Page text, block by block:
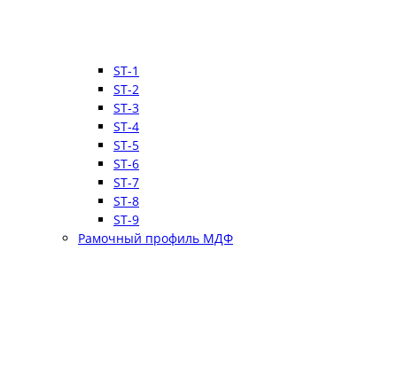
ST-1
ST-2
ST-3
ST-4
ST-5
ST-6
ST-7
ST-8
ST-9
Рамочный профиль МДФ